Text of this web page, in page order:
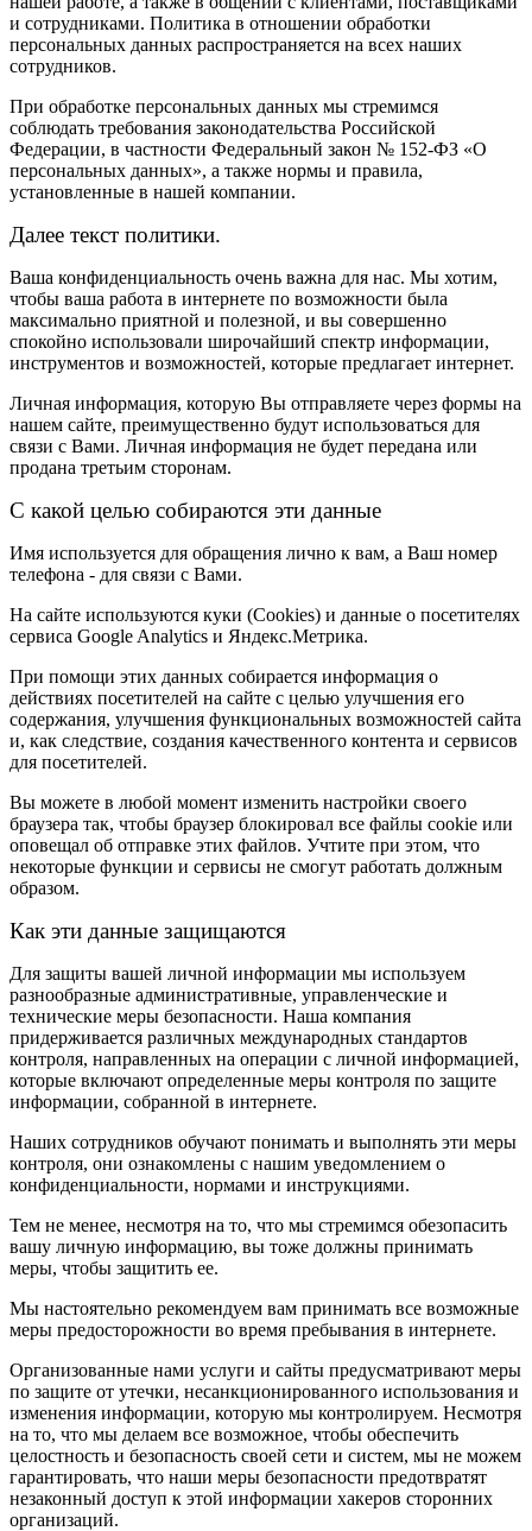
и сотрудниками. Политика в отношении обработки
персональных данных распространяется на всех наших
сотрудников.
При обработке персональных данных мы стремимся
соблюдать требования законодательства Российской
Федерации, в частности Федеральный закон № 152-ФЗ «О
персональных данных», а также нормы и правила,
установленные в нашей компании.
Далее текст политики.
Ваша конфиденциальность очень важна для нас. Мы хотим,
чтобы ваша работа в интернете по возможности была
максимально приятной и полезной, и вы совершенно
спокойно использовали широчайший спектр информации,
инструментов и возможностей, которые предлагает интернет.
Личная информация, которую Вы отправляете через формы на
нашем сайте, преимущественно будут использоваться для
связи с Вами. Личная информация не будет передана или
продана третьим сторонам.
С какой целью собираются эти данные
Имя используется для обращения лично к вам, а Ваш номер
телефона - для связи с Вами.
На сайте используются куки (Cookies) и данные о посетителях
сервиса Google Analytics и Яндекс.Метрика.
При помощи этих данных собирается информация о
действиях посетителей на сайте с целью улучшения его
содержания, улучшения функциональных возможностей сайта
и, как следствие, создания качественного контента и сервисов
для посетителей.
Вы можете в любой момент изменить настройки своего
браузера так, чтобы браузер блокировал все файлы cookie или
оповещал об отправке этих файлов. Учтите при этом, что
некоторые функции и сервисы не смогут работать должным
образом.
Как эти данные защищаются
Для защиты вашей личной информации мы используем
разнообразные административные, управленческие и
технические меры безопасности. Наша компания
придерживается различных международных стандартов
контроля, направленных на операции с личной информацией,
которые включают определенные меры контроля по защите
информации, собранной в интернете.
Наших сотрудников обучают понимать и выполнять эти меры
контроля, они ознакомлены с нашим уведомлением о
конфиденциальности, нормами и инструкциями.
Тем не менее, несмотря на то, что мы стремимся обезопасить
вашу личную информацию, вы тоже должны принимать
меры, чтобы защитить ее.
Мы настоятельно рекомендуем вам принимать все возможные
меры предосторожности во время пребывания в интернете.
Организованные нами услуги и сайты предусматривают меры
по защите от утечки, несанкционированного использования и
изменения информации, которую мы контролируем. Несмотря
на то, что мы делаем все возможное, чтобы обеспечить
целостность и безопасность своей сети и систем, мы не можем
гарантировать, что наши меры безопасности предотвратят
незаконный доступ к этой информации хакеров сторонних
организаций.